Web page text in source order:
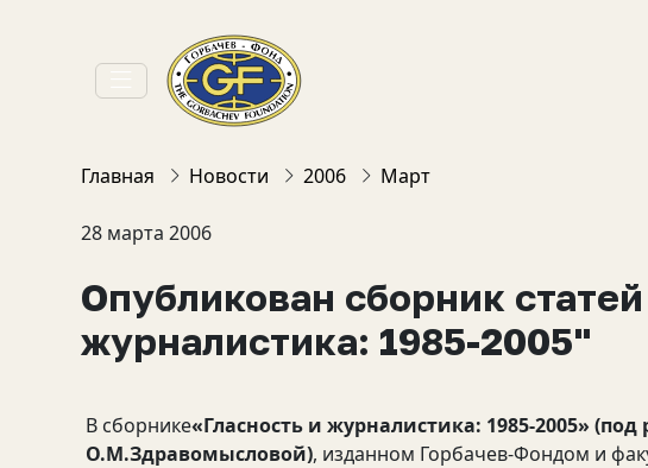
Главная Новости 2006 Март
28 марта 2006
Опубликован сборник
журналистика: 1985-2005"
В сборнике«Гласность и журналистика: 1985-2005»
О.М.Здравомысловой), изданном Горбачев-Фондом и